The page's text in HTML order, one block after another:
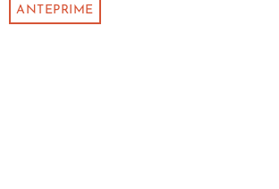
ANTEPRIME